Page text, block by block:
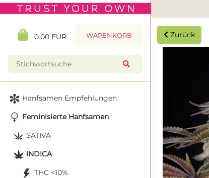
Zurück
0.00 EUR WARENKORB
Hanfsamen Empfehlungen
Feminisierte Hanfsamen
SATIVA
INDICA
THC <10%